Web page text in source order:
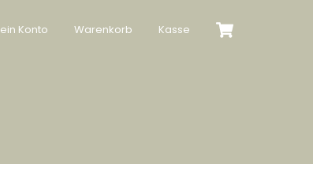
Konto Warenkorb Kasse